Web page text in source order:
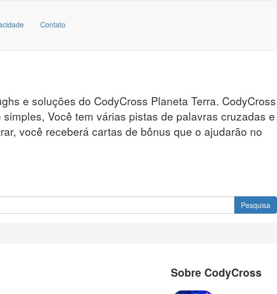
Contato
e soluções do CodyCross Planeta Terra. CodyCross
Você tem várias pistas de palavras cruzadas e
você receberá cartas de bônus que o ajudarão no
Pesquisa
Sobre CodyCross